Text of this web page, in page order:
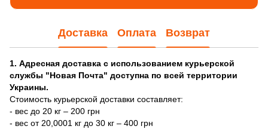
Доставка Оплата Возврат
1. Адресная доставка с использованием курьерской
службы "Новая Почта" доступна по всей территории
Украины.
Стоимость курьерской доставки составляет:
- вес до 20 кг – 200 грн
- вес от 20,0001 кг до 30 кг – 400 грн